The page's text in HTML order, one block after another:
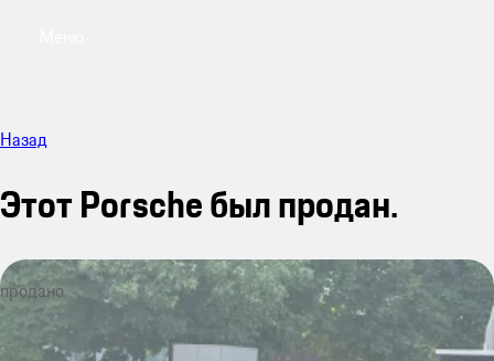
Назад
Этот Porsche был продан.
продано